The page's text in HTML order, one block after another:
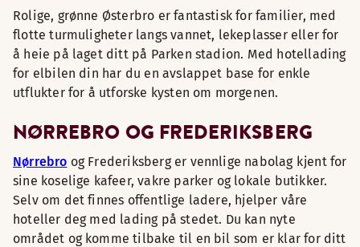
Rolige, grønne Østerbro er fantastisk for familier, med
flotte turmuligheter langs vannet, lekeplasser eller for
å heie på laget ditt på Parken stadion. Med hotellading
for elbilen din har du en avslappet base for enkle
utflukter for å utforske kysten om morgenen.
NØRREBRO OG FREDERIKSBERG
Nørrebro og Frederiksberg er vennlige nabolag kjent for
sine koselige kafeer, vakre parker og lokale butikker.
Selv om det finnes offentlige ladere, hjelper våre
hoteller deg med lading på stedet. Du kan nyte
området og komme tilbake til en bil som er klar for ditt